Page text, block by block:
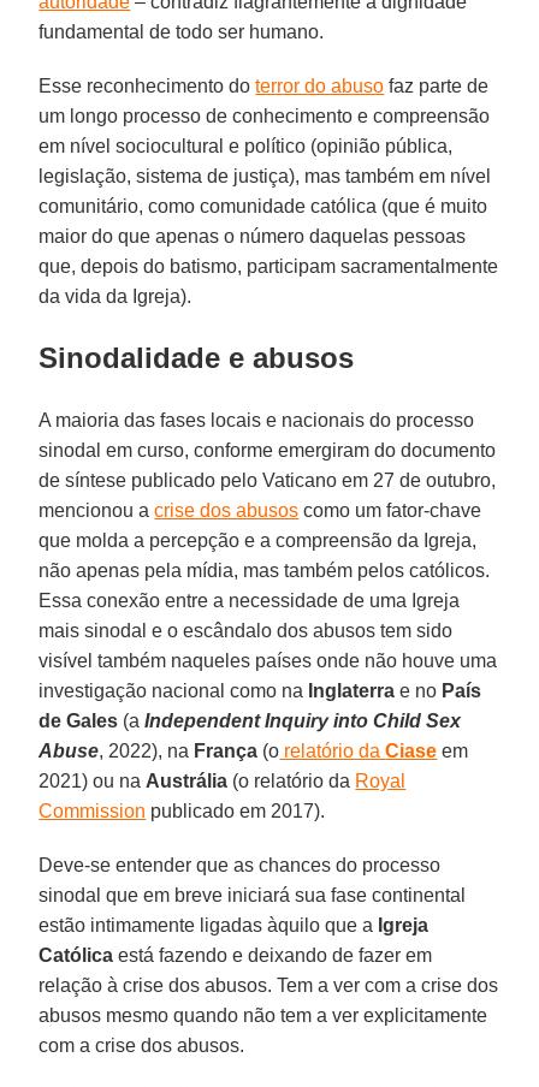
fundamental de todo ser humano.
Esse reconhecimento doterror do abuso faz parte de
um longo processo de conhecimento e compreensão
em nível sociocultural e político (opinião pública,
legislação, sistema de justiça), mas também em nível
comunitário, como comunidade católica (que é muito
maior do que apenas o número daquelas pessoas
que, depois do batismo, participam sacramentalmente
da vida da Igreja).
Sinodalidade e abusos
A maioria das fases locais e nacionais do processo
sinodal em curso, conforme emergiram do documento
de síntese publicado pelo Vaticano em 27 de outubro,
mencionou acrise dos abusos como um fator-chave
que molda a percepção e a compreensão da Igreja,
não apenas pela mídia, mas também pelos católicos.
Essa conexão entre a necessidade de uma Igreja
mais sinodal e o escândalo dos abusos tem sido
visível também naqueles países onde não houve uma
investigação nacional como na Inglaterra e no País
de Gales (aIndependent Inquiry into Child Sex
Abuse, 2022), na França (o relatório daCiase em
2021) ou na Austrália (o relatório da Royal
Commission publicado em 2017).
Deve-se entender que as chances do processo
sinodal que em breve iniciará sua fase continental
estão intimamente ligadas àquilo que a Igreja
Católica está fazendo e deixando de fazer em
relação à crise dos abusos. Tem a ver com a crise dos
abusos mesmo quando não tem a ver explicitamente
com a crise dos abusos.